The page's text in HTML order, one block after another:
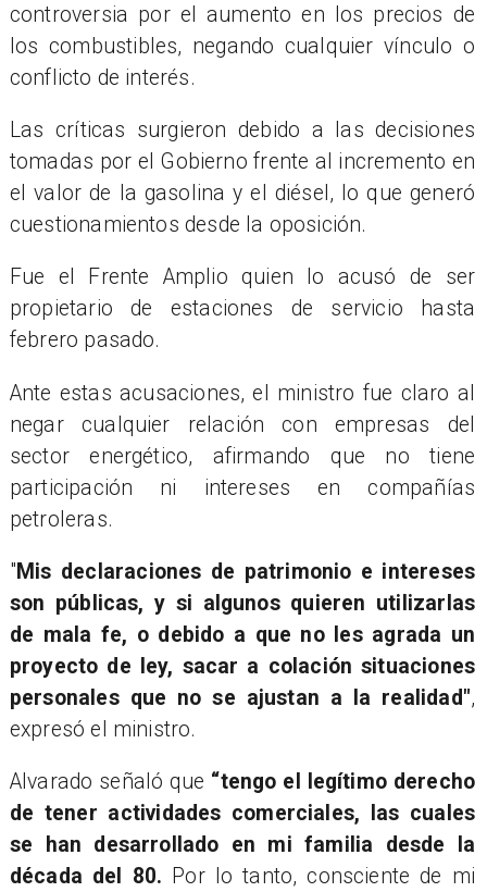
controversia por el aumento en los precios de
los combustibles, negando cualquier vínculo o
conflicto de interés.
Las críticas surgieron debido a las decisiones
tomadas por el Gobierno frente al incremento en
el valor de la gasolina y el diésel, lo que generó
cuestionamientos desde la oposición.
Fue el Frente Amplio quien lo acusó de ser
propietario de estaciones de servicio hasta
febrero pasado.
Ante estas acusaciones, el ministro fue claro al
negar cualquier relación con empresas del
sector energético, afirmando que no tiene
participación ni intereses en compañías
petroleras.
"Mis declaraciones de patrimonio e intereses
son públicas, y si algunos quieren utilizarlas
de mala fe, o debido a que no les agrada un
proyecto de ley, sacar a colación situaciones
personales que no se ajustan a la realidad",
expresó el ministro.
Alvarado señaló que “tengo el legítimo derecho
de tener actividades comerciales, las cuales
se han desarrollado en mi familia desde la
década del 80. Por lo tanto, consciente de mi